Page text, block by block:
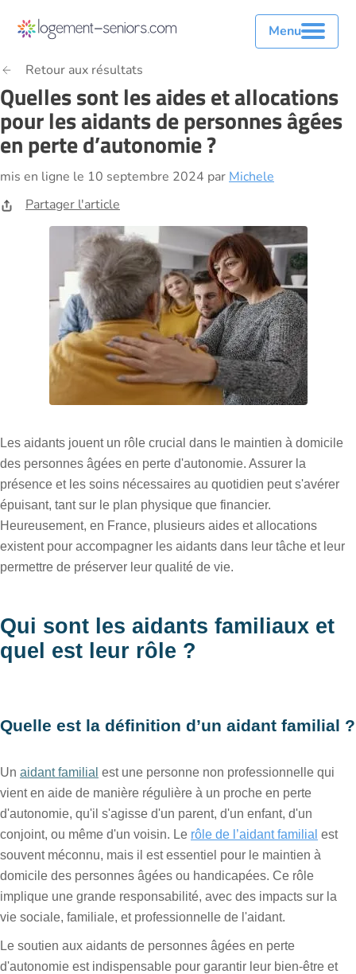
Menu
Retour aux résultats
Quelles sont les aides et allocations
pour les aidants de personnes âgées
en perte d’autonomie ?
mis en ligne le 10 septembre 2024 par Michele
Partager l'article
Les aidants jouent un rôle crucial dans le maintien à domicile
des personnes âgées en perte d'autonomie. Assurer la
présence et les soins nécessaires au quotidien peut s'avérer
épuisant, tant sur le plan physique que financier.
Heureusement, en France, plusieurs aides et allocations
existent pour accompagner les aidants dans leur tâche et leur
permettre de préserver leur qualité de vie.
Qui sont les aidants familiaux et
quel est leur rôle ?
Quelle est la définition d’un aidant familial ?
Un aidant familial est une personne non professionnelle qui
vient en aide de manière régulière à un proche en perte
d'autonomie, qu'il s'agisse d'un parent, d'un enfant, d'un
conjoint, ou même d'un voisin. Le rôle de l’aidant familial est
souvent méconnu, mais il est essentiel pour le maintien à
domicile des personnes âgées ou handicapées. Ce rôle
implique une grande responsabilité, avec des impacts sur la
vie sociale, familiale, et professionnelle de l'aidant.
Le soutien aux aidants de personnes âgées en perte
d'autonomie est indispensable pour garantir leur bien-être et